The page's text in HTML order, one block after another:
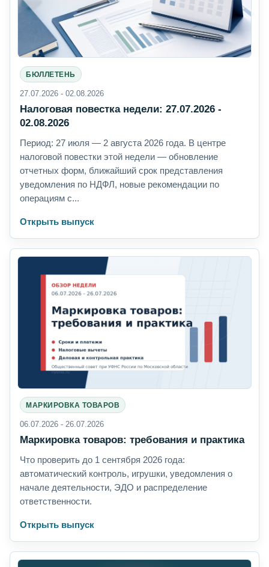
БЮЛЛЕТЕНЬ
27.07.2026 - 02.08.2026
Налоговая повестка недели: 27.07.2026 -
02.08.2026
Период: 27 июля — 2 августа 2026 года. В центре
налоговой повестки этой недели — обновление
отчетных форм, ближайший срок представления
уведомления по НДФЛ, новые рекомендации по
операциям с...
Открыть выпуск
МАРКИРОВКА ТОВАРОВ
06.07.2026 - 26.07.2026
Маркировка товаров: требования и практика
Что проверить до 1 сентября 2026 года:
автоматический контроль, игрушки, уведомления о
начале деятельности, ЭДО и распределение
ответственности.
Открыть выпуск